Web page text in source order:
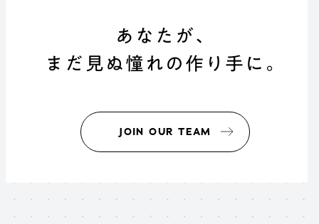
あなたが、
まだ見ぬ憧れの作り手に。
JOIN OUR TEAM